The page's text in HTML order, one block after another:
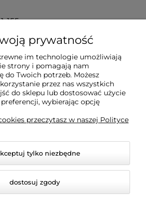
155
prywatność
im technologie umożliwiają
strony i pomagają nam
do Twoich potrzeb. Możesz
przez nas wszystkich
do sklepu lub dostosować użycie
wybierając opcję
przeczytasz w naszej Polityce
tylko niezbędne
dostosuj zgody